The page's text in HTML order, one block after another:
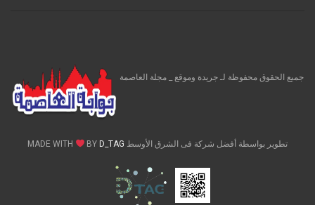
جميع الحقوق محفوظة لـ جريدة وموقع _ مجلة العاصمة
تطوير بواسطة أفضل شركة فى الشرق الأوسط MADE WITH BY D_TAG